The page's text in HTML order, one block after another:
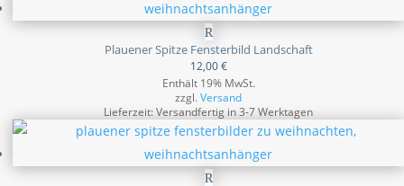
Plauener Spitze Fensterbild Landschaft
12,00€
Enthält 19% MwSt.
zzgl.Versand
Lieferzeit: Versandfertig in 3-7 Werktagen